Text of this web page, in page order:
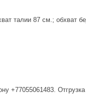
талии 87 см.; обхват
+77055061483.